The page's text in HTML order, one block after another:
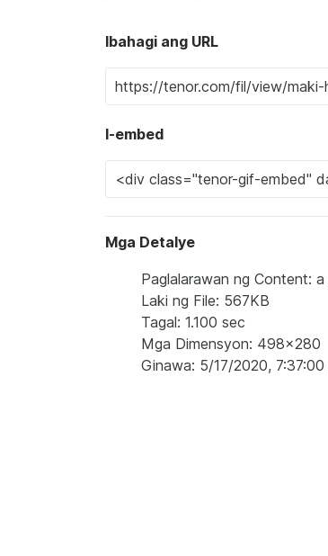
Ibahagi ang URL
I-embed
Mga Detalye
Paglalarawan ng Content:
Laki ng File: 567KB
Tagal: 1.100 sec
Mga Dimensyon: 498x280
Ginawa: 5/17/2020, 7:37:00